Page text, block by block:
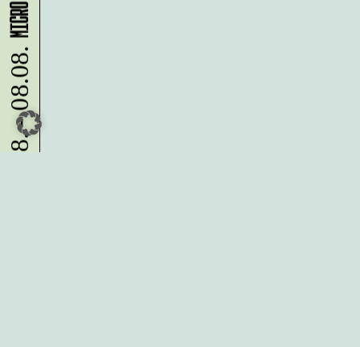
07.08. - 08.08.